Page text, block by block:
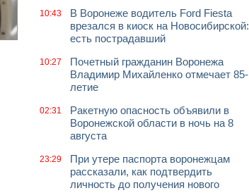
10:43
В Воронеже водитель Ford Fiesta
врезался в киоск на Новосибирской:
есть пострадавший
10:27
Почетный гражданин Воронежа
Владимир Михайленко отмечает 85-
летие
02:31
Ракетную опасность объявили в
Воронежской области в ночь на 8
августа
23:29
При утере паспорта воронежцам
рассказали, как подтвердить
личность до получения нового